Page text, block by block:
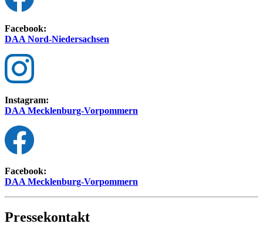
Facebook:
DAA Nord-Niedersachsen
Instagram:
DAA Mecklenburg-Vorpommern
Facebook:
DAA Mecklenburg-Vorpommern
Pressekontakt